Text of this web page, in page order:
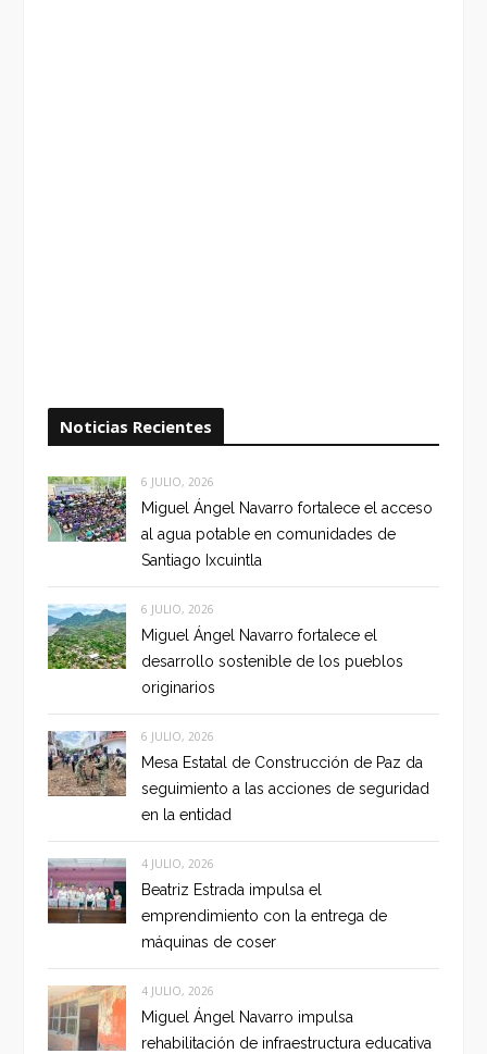
Noticias Recientes
6 JULIO, 2026
Miguel Ángel Navarro fortalece el acceso
al agua potable en comunidades de
Santiago Ixcuintla
6 JULIO, 2026
Miguel Ángel Navarro fortalece el
desarrollo sostenible de los pueblos
originarios
6 JULIO, 2026
Mesa Estatal de Construcción de Paz da
seguimiento a las acciones de seguridad
en la entidad
4 JULIO, 2026
Beatriz Estrada impulsa el
emprendimiento con la entrega de
máquinas de coser
4 JULIO, 2026
Miguel Ángel Navarro impulsa
rehabilitación de infraestructura educativa